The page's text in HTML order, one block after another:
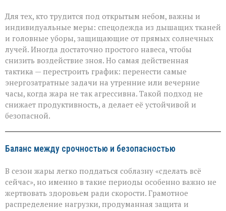
Для тех, кто трудится под открытым небом, важны и
индивидуальные меры: спецодежда из дышащих тканей
и головные уборы, защищающие от прямых солнечных
лучей. Иногда достаточно простого навеса, чтобы
снизить воздействие зноя. Но самая действенная
тактика — перестроить график: перенести самые
энергозатратные задачи на утренние или вечерние
часы, когда жара не так агрессивна. Такой подход не
снижает продуктивность, а делает её устойчивой и
безопасной.
Баланс между срочностью и безопасностью
В сезон жары легко поддаться соблазну «сделать всё
сейчас», но именно в такие периоды особенно важно не
жертвовать здоровьем ради скорости. Грамотное
распределение нагрузки, продуманная защита и